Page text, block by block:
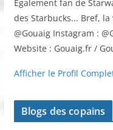
Egalement fan de
des Starbucks... Bref,
@Gouaig Instagram :
Website : Gouaig.fr /
Afficher le Profil
Blogs des copains